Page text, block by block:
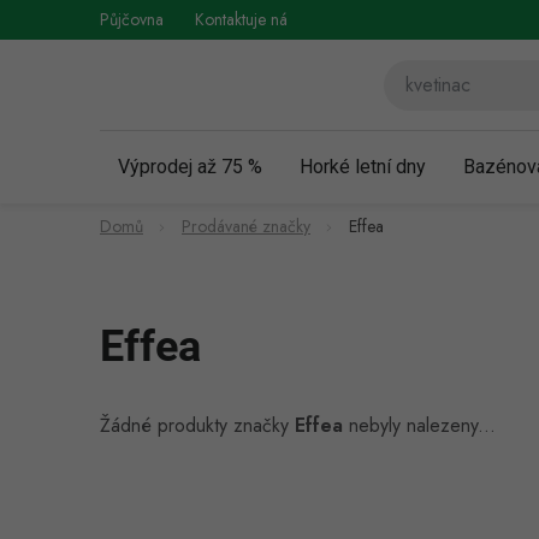
na
Půjčovna Kontaktuje nás
Výprodej až 75 % Horké letní dny
Domů Prodávané značky Effea
Effea
Žádné produkty značky Effea nebyly nalezeny...